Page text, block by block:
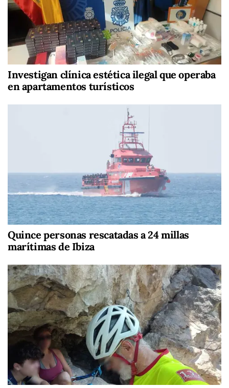
Investigan clínica estética ilegal que operaba
en apartamentos turísticos
Quince personas rescatadas a 24 millas
marítimas de Ibiza